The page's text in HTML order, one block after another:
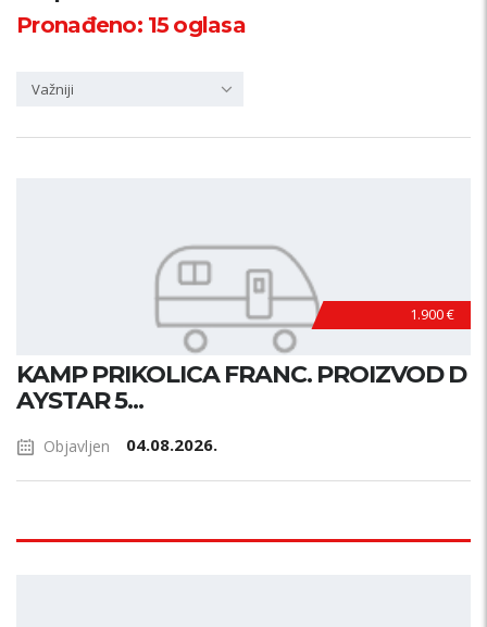
Županija
Pronađeno: 15oglasa
Važniji
1.900 €
KAMP PRIKOLICA FRANC. PROIZVOD D
AYSTAR 5...
Objavljen 04.08.2026.